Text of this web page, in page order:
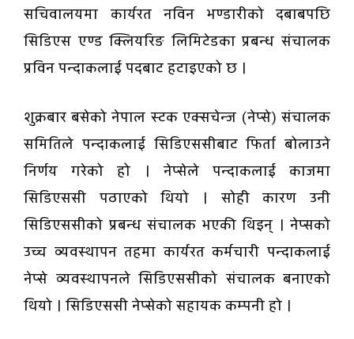
सचिवालयमा कार्यरत नविन भण्डारीको दबाबपछि
सिडिएस एण्ड क्लियरिङ लिमिटेडका प्रबन्ध संचालक
प्रविन पन्दाकलाई पदबाट हटाइएको छ ।
शुक्रबार बसेको नेपाल स्टक एक्सचेन्ज (नेप्से) संचालक
समितिले पन्दाकलाई सिडिएससीबाट फिर्ता बोलाउने
निर्णय गरेको हो । नेप्सेले पन्दाकलाई काजमा
सिडिएससी पठाएको थियो । सोही कारण उनी
सिडिएससीको प्रबन्ध संचालक भएकी थिइन् । नेप्सको
उच्च व्यवस्थापन तहमा कार्यरत कर्मचारी पन्दाकलाई
नेप्से व्यवस्थापनले सिडिएससीको संचालक बनाएको
थियो । सिडिएससी नेप्सेको सहायक कम्पनी हो ।